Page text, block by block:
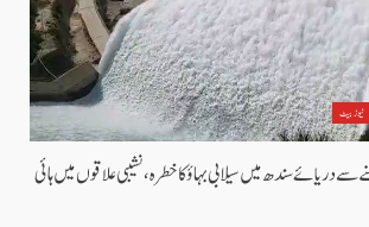
نیوز بیٹ
سے دریائے سندھ میں سیلابی بہاؤ کا خطرہ، نشیبی علاقوں میں ہائی